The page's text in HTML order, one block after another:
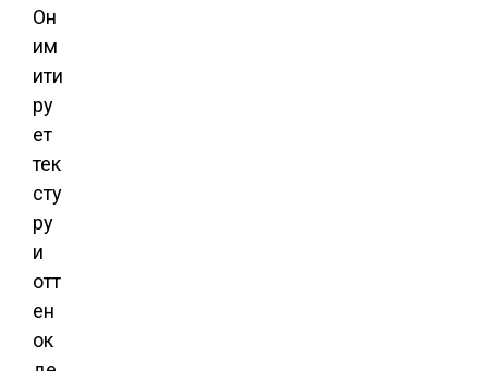
Он
им
ити
ру
ет
тек
сту
ру
и
отт
ен
ок